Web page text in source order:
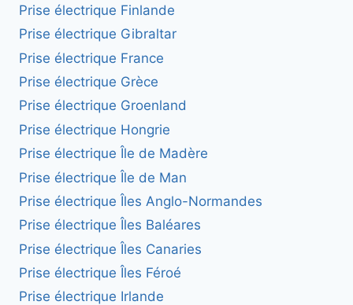
Prise électrique Finlande
Prise électrique Gibraltar
Prise électrique France
Prise électrique Grèce
Prise électrique Groenland
Prise électrique Hongrie
Prise électrique Île de Madère
Prise électrique Île de Man
Prise électrique Îles Anglo-Normandes
Prise électrique Îles Baléares
Prise électrique Îles Canaries
Prise électrique Îles Féroé
Prise électrique Irlande